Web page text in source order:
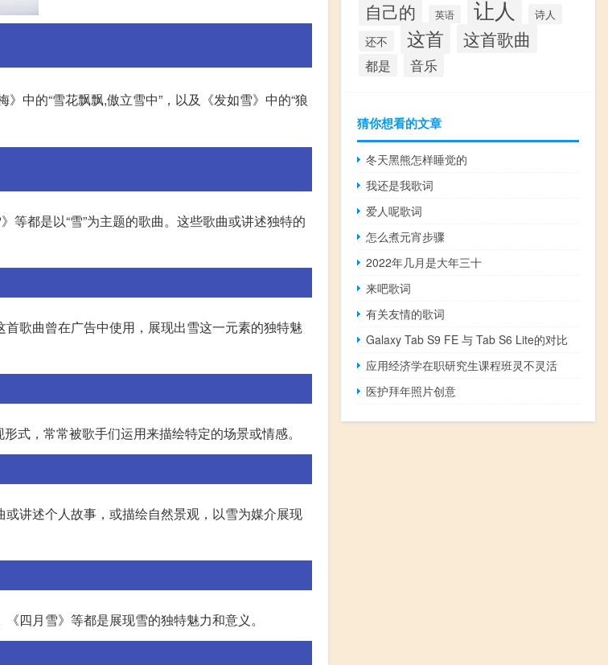
》中的“雪花飘飘,傲立雪中”，以及《发如雪》中的“狼
等都是以“雪”为主题的歌曲。这些歌曲或讲述独特的
歌曲曾在广告中使用，展现出雪这一元素的独特魅
式，常常被歌手们运用来描绘特定的场景或情感。
讲述个人故事，或描绘自然景观，以雪为媒介展现
四月雪》等都是展现雪的独特魅力和意义。
自己的 英语 让人 诗人
还不 这首 这首歌曲
都是 音乐
猜你想看的文章
冬天黑熊怎样睡觉的
我还是我歌词
爱人呢歌词
怎么煮元宵步骤
2022年几月是大年三十
来吧歌词
有关友情的歌词
Galaxy Tab S9 FE 与 Tab S6 Lite的对比
应用经济学在职研究生课程班灵不灵活
医护拜年照片创意